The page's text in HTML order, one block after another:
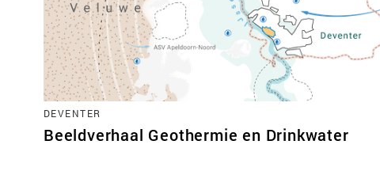
DEVENTER
Beeldverhaal Geothermie en Drinkwater